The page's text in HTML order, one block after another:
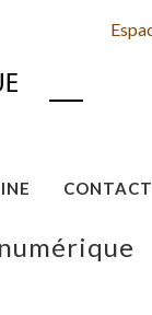
CONTACT